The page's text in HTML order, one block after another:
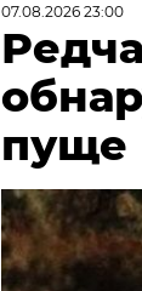
07.08.2026 23:00
пуще